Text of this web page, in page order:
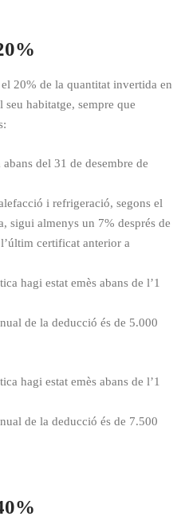
20% de la quantitat invertida en
seu habitatge, sempre que
del 31 de desembre de
i refrigeració, segons el
sigui almenys un 7% després de
certificat anterior a
hagi estat emès abans de l’1
de la deducció és de 5.000
hagi estat emès abans de l’1
de la deducció és de 7.500